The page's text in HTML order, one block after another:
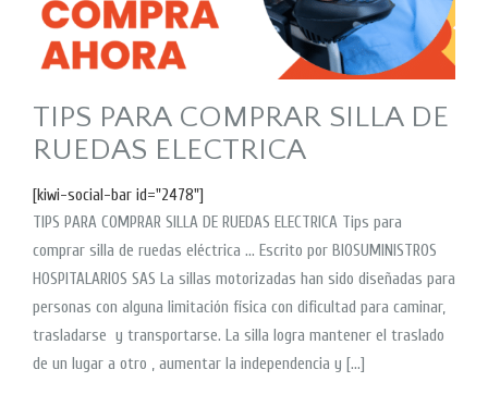
TIPS PARA COMPRAR SILLA DE
RUEDAS ELECTRICA
[kiwi-social-bar id="2478"]
TIPS PARA COMPRAR SILLA DE RUEDAS ELECTRICA Tips para
comprar silla de ruedas eléctrica … Escrito por BIOSUMINISTROS
HOSPITALARIOS SAS La sillas motorizadas han sido diseñadas para
personas con alguna limitación física con dificultad para caminar,
trasladarse y transportarse. La silla logra mantener el traslado
de un lugar a otro , aumentar la independencia y […]